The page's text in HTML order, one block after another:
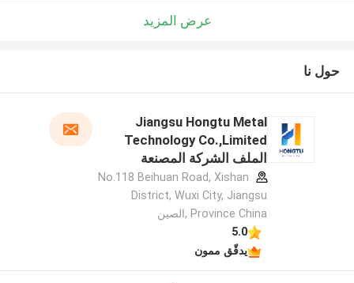
عرض المزيد
حول نا
Jiangsu Hongtu Metal
Technology Co.,Limited
الملف الشركة المصنعة
No.118 Beihuan Road, Xishan
District, Wuxi City, Jiangsu
Province China ,الصين
5.0
يدقّق ممون